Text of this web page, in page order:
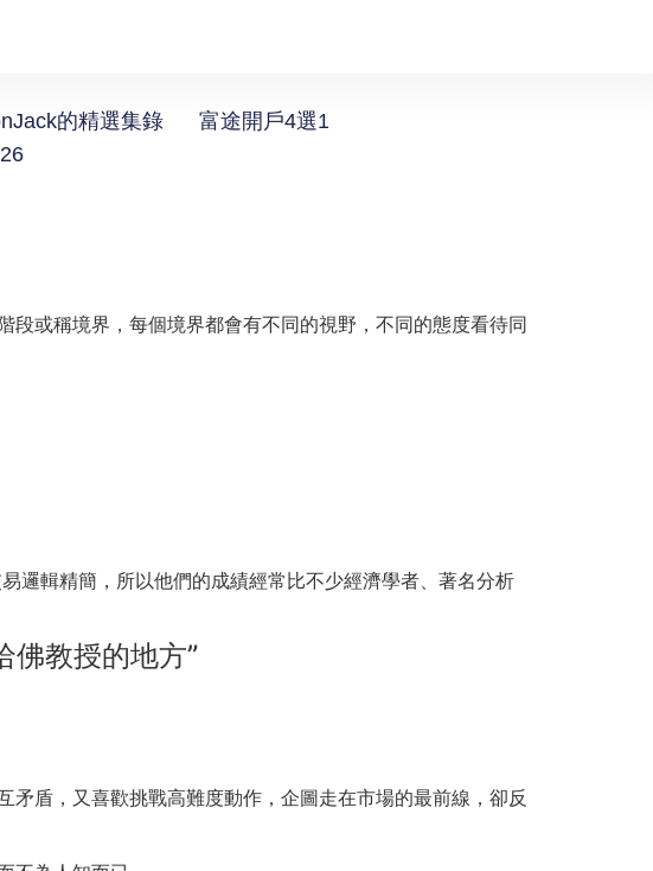
的精選集錄
富途開戶4選1
或稱境界，每個境界都會有不同的視野，不同的態度看待同
邏輯精簡，所以他們的成績經常比不少經濟學者、著名分析
佛教授的地方”
盾，又喜歡挑戰高難度動作，企圖走在市場的最前線，卻反